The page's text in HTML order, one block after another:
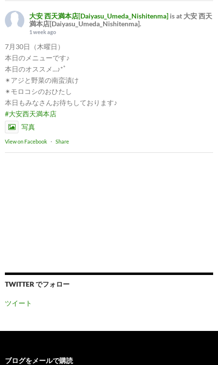
大安 西天満本店[Daiyasu_Umeda_Nishitenma] is at 大安 西天
満本店[Daiyasu_Umeda_Nishitenma].
1 week ago
7月30日（木曜日）
本日のメニューです♪
本日のオススメ...♪*ﾟ
✴︎アジと野菜の南蛮漬け
✴︎モロコシのおひたし
本日もみなさんお待ちしております♪
#大安西天満本店
写真
View on Facebook · Share
TWITTER でフォロー
ツイート
ブログをメールで購読